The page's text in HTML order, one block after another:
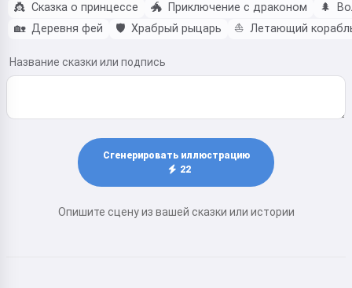
👸 Сказка о принцессе 🐲 Приключение с драконом 🌲
🏡 Деревня фей 🛡️ Храбрый рыцарь ⛵ Летающий
Название сказки или подпись
Сгенерировать иллюстрацию
22
Опишите сцену из вашей сказки или истории